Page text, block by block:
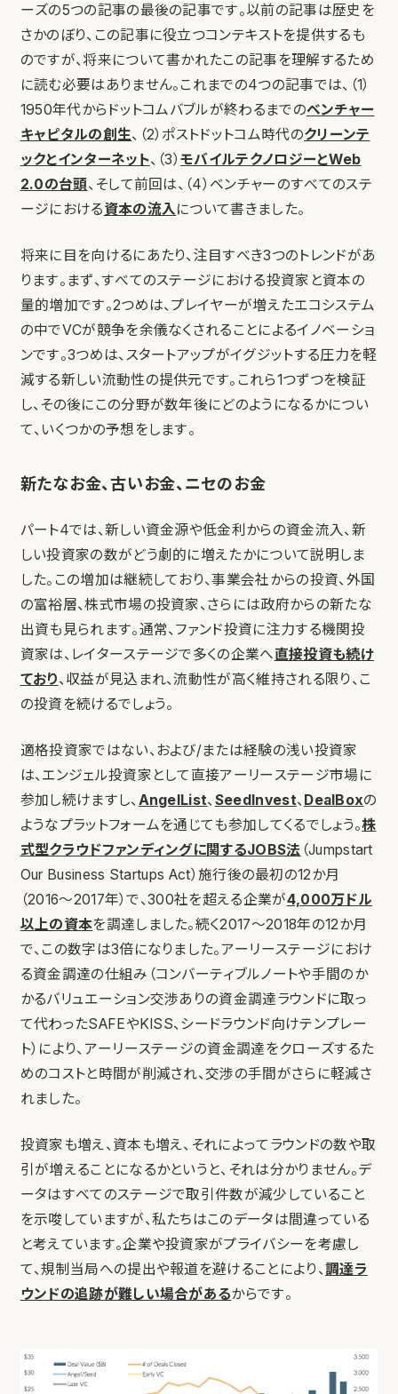
ーズの5つの記事の最後の記事です。以前の記事は歴史を
さかのぼり、この記事に役立つコンテキストを提供するも
のですが、将来について書かれたこの記事を理解するため
に読む必要はありません。これまでの4つの記事では、（1）
1950年代からドットコムバブルが終わるまでのベンチャー
キャピタルの創生、（2）ポストドットコム時代のクリーンテ
ックとインターネット、（3）モバイルテクノロジーとWeb
2.0の台頭、そして前回は、（4）ベンチャーのすべてのステ
ージにおける資本の流入について書きました。
将来に目を向けるにあたり、注目すべき3つのトレンドがあ
ります。まず、すべてのステージにおける投資家と資本の
量的増加です。2つめは、プレイヤーが増えたエコシステム
の中でVCが競争を余儀なくされることによるイノベーショ
ンです。3つめは、スタートアップがイグジットする圧力を軽
減する新しい流動性の提供元です。これら1つずつを検証
し、その後にこの分野が数年後にどのようになるかについ
て、いくつかの予想をします。
新たなお金、古いお金、ニセのお金
パート4では、新しい資金源や低金利からの資金流入、新
しい投資家の数がどう劇的に増えたかについて説明しま
した。この増加は継続しており、事業会社からの投資、外国
の富裕層、株式市場の投資家、さらには政府からの新たな
出資も見られます。通常、ファンド投資に注力する機関投
資家は、レイターステージで多くの企業へ直接投資も続け
ており、収益が見込まれ、流動性が高く維持される限り、こ
の投資を続けるでしょう。
適格投資家ではない、および/または経験の浅い投資家
は、エンジェル投資家として直接アーリーステージ市場に
参加し続けますし、 AngelList、 SeedInvest、 DealBoxの
ようなプラットフォームを通じても参加してくるでしょう。株
式型クラウドファンディングに関するJOBS法 （Jumpstart
Our Business Startups Act）施行後の最初の12か月
（2016〜2017年）で、300社を超える企業が4,000万ドル
以上の資本を調達しました。続く2017〜2018年の12か月
で、この数字は3倍になりました。アーリーステージにおけ
る資金調達の仕組み（コンバーティブルノートや手間のか
かるバリュエーション交渉ありの資金調達ラウンドに取っ
て代わったSAFEやKISS、シードラウンド向けテンプレー
ト）により、アーリーステージの資金調達をクローズするた
めのコストと時間が削減され、交渉の手間がさらに軽減さ
れました。
投資家も増え、資本も増え、それによってラウンドの数や取
引が増えることになるかというと、それは分かりません。デ
ータはすべてのステージで取引件数が減少していること
を示唆していますが、私たちはこのデータは間違っている
と考えています。企業や投資家がプライバシーを考慮し
て、規制当局への提出や報道を避けることにより、調達ラ
ウンドの追跡が難しい場合があるからです。